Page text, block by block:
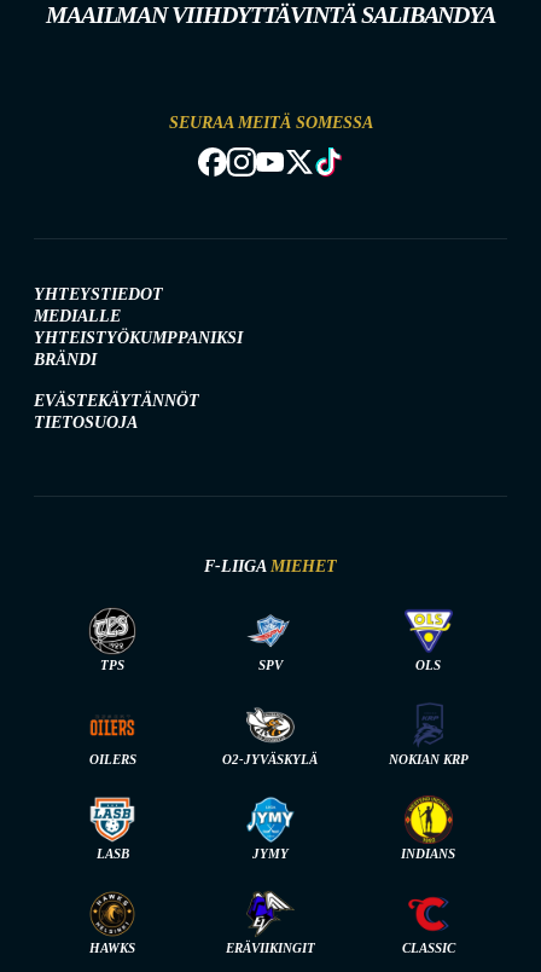
MAAILMAN VIIHDYTTÄVINTÄ SALIBANDYA
SEURAA MEITÄ SOMESSA
YHTEYSTIEDOT
MEDIALLE
YHTEISTYÖKUMPPANIKSI
BRÄNDI
EVÄSTEKÄYTÄNNÖT
TIETOSUOJA
F-LIIGA MIEHET
TPS SPV OLS
OILERS O2-JYVÄSKYLÄ NOKIAN KRP
LASB JYMY INDIANS
HAWKS ERÄVIIKINGIT CLASSIC